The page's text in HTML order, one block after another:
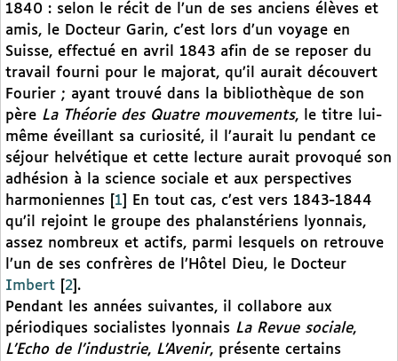
1840 : selon le récit de l’un de ses anciens élèves et
amis, le Docteur Garin, c’est lors d’un voyage en
Suisse, effectué en avril 1843 afin de se reposer du
travail fourni pour le majorat, qu’il aurait découvert
Fourier ; ayant trouvé dans la bibliothèque de son
père La Théorie des Quatre mouvements, le titre lui-
même éveillant sa curiosité, il l’aurait lu pendant ce
séjour helvétique et cette lecture aurait provoqué son
adhésion à la science sociale et aux perspectives
harmoniennes
1
En tout cas, c’est vers 1843-1844
qu’il rejoint le groupe des phalanstériens lyonnais,
assez nombreux et actifs, parmi lesquels on retrouve
l’un de ses confrères de l’Hôtel Dieu, le Docteur
Imbert
2 .
Pendant les années suivantes, il collabore aux
périodiques socialistes lyonnais La Revue sociale,
L’Echo de l’industrie, L’Avenir, présente certains